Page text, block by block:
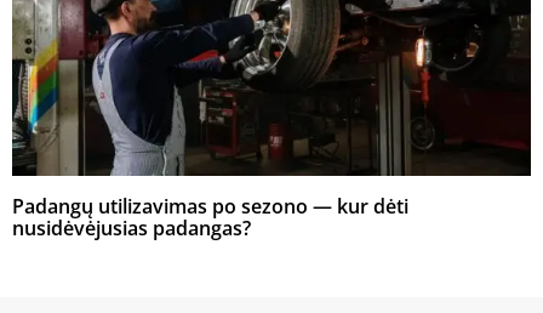
Padangų utilizavimas po sezono — kur dėti
nusidėvėjusias padangas?